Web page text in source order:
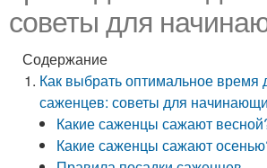
советы для
Содержание
Как выбрать оптимальное время
саженцев: советы для
Какие саженцы сажают
Какие саженцы сажают